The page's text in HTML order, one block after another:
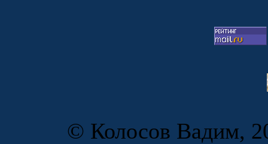
© Колосов Вадим,